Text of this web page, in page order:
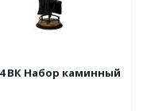
56304 ВК Набор каминный